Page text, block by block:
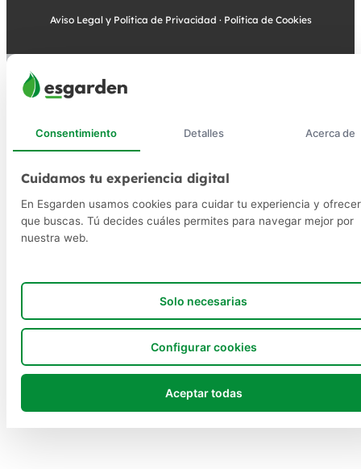
Aviso Legal y Política de Privacidad · Política de Cookies
Consentimiento Detalles Acerca de
Cuidamos tu experiencia digital
En Esgarden usamos cookies para cuidar tu experiencia y
que buscas. Tú decides cuáles permites para navegar mejor por
nuestra web.
Solo necesarias
Configurar cookies
Aceptar todas